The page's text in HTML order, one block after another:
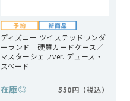
ディズニー ツイステッドワンダ
ーランド 硬質カードケース／
マスターシェフver. デュース・
スペード
在庫◎ 550円